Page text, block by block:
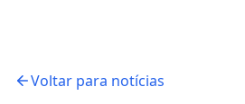
Voltar para notícias